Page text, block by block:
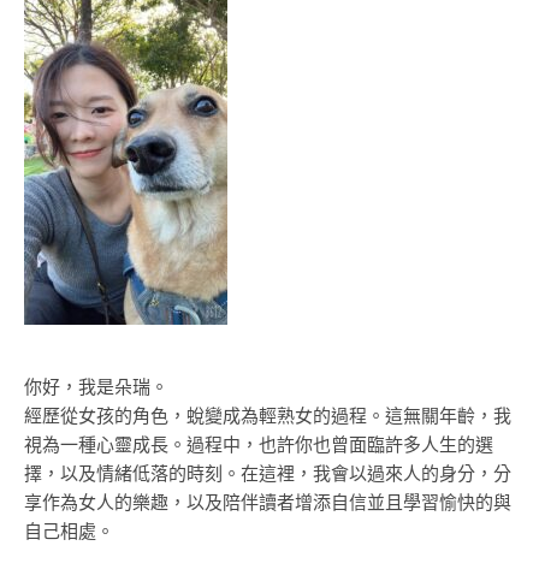
你好，我是朵瑞。
經歷從女孩的角色，蛻變成為輕熟女的過程。這無關年齡，我
視為一種心靈成長。過程中，也許你也曾面臨許多人生的選
擇，以及情緒低落的時刻。在這裡，我會以過來人的身分，分
享作為女人的樂趣，以及陪伴讀者增添自信並且學習愉快的與
自己相處。